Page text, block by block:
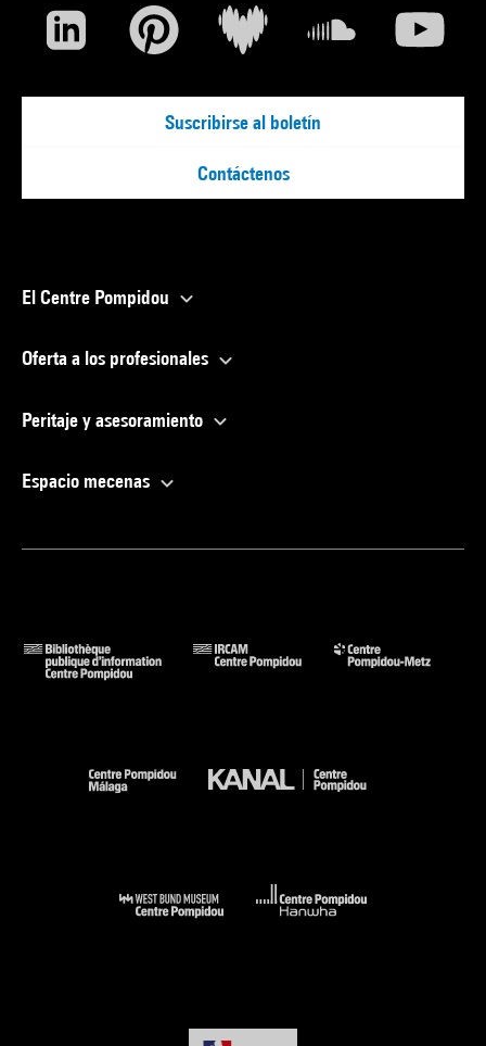
Suscribirse al boletín
Contáctenos
El Centre Pompidou
Oferta a los profesionales
Peritaje y asesoramiento
Espacio mecenas